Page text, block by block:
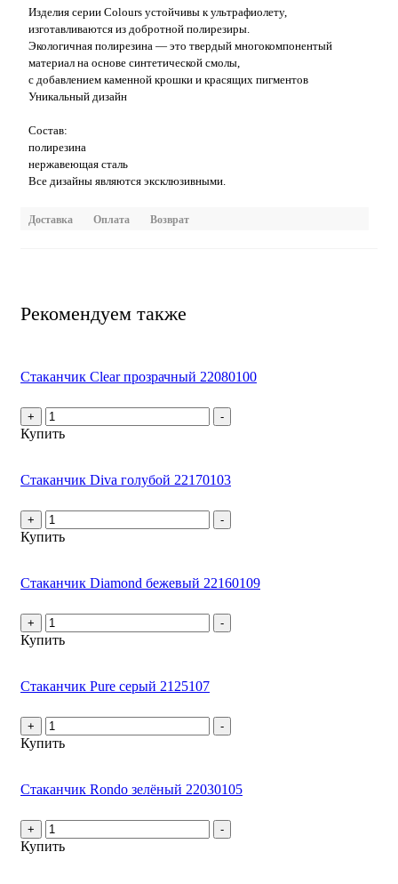
Изделия серии Colours устойчивы к ультрафиолету,
изготавливаются из добротной полирезиры.
Экологичная полирезина — это твердый многокомпонентый
материал на основе синтетической смолы,
с добавлением каменной крошки и красящих пигментов
Уникальный дизайн
Состав:
полирезина
нержавеющая сталь
Все дизайны являются эксклюзивными.
Доставка Оплата Возврат
Рекомендуем также
Стаканчик Clear прозрачный 22080100
+ -
Купить
Стаканчик Diva голубой 22170103
+ -
Купить
Стаканчик Diamond бежевый 22160109
+ -
Купить
Стаканчик Pure серый 2125107
+ -
Купить
Стаканчик Rondo зелёный 22030105
+ -
Купить